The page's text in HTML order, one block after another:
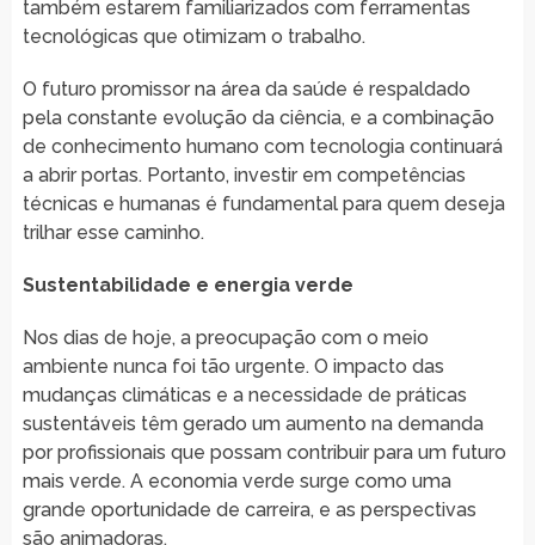
também estarem familiarizados com ferramentas
tecnológicas que otimizam o trabalho.
O futuro promissor na área da saúde é respaldado
pela constante evolução da ciência, e a combinação
de conhecimento humano com tecnologia continuará
a abrir portas. Portanto, investir em competências
técnicas e humanas é fundamental para quem deseja
trilhar esse caminho.
Sustentabilidade e energia verde
Nos dias de hoje, a preocupação com o meio
ambiente nunca foi tão urgente. O impacto das
mudanças climáticas e a necessidade de práticas
sustentáveis têm gerado um aumento na demanda
por profissionais que possam contribuir para um futuro
mais verde. A economia verde surge como uma
grande oportunidade de carreira, e as perspectivas
são animadoras.